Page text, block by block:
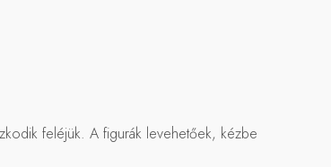
feléjük. A figurák levehetőek, kézbe